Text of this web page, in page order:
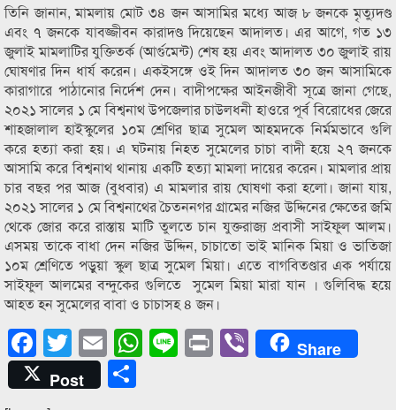
তিনি জানান, মামলায় মোট ৩৪ জন আসামির মধ্যে আজ ৮ জনকে মৃত্যুদণ্ড
এবং ৭ জনকে যাবজ্জীবন কারাদণ্ড দিয়েছেন আদালত। এর আগে, গত ১৩
জুলাই মামলাটির যুক্তিতর্ক (আর্গুমেন্ট) শেষ হয় এবং আদালত ৩০ জুলাই রায়
ঘোষণার দিন ধার্য করেন। একইসঙ্গে ওই দিন আদালত ৩০ জন আসামিকে
কারাগারে পাঠানোর নির্দেশ দেন। বাদীপক্ষের আইনজীবী সূত্রে জানা গেছে,
২০২১ সালের ১ মে বিশ্বনাথ উপজেলার চাউলধনী হাওরে পূর্ব বিরোধের জেরে
শাহজালাল হাইস্কুলের ১০ম শ্রেণির ছাত্র সুমেল আহমদকে নির্মমভাবে গুলি
করে হত্যা করা হয়। এ ঘটনায় নিহত সুমেলের চাচা বাদী হয়ে ২৭ জনকে
আসামি করে বিশ্বনাথ থানায় একটি হত্যা মামলা দায়ের করেন। মামলার প্রায়
চার বছর পর আজ (বুধবার) এ মামলার রায় ঘোষণা করা হলো। জানা যায়,
২০২১ সালের ১ মে বিশ্বনাথের চৈতননগর গ্রামের নজির উদ্দিনের ক্ষেতের জমি
থেকে জোর করে রাস্তায় মাটি তুলতে চান যুক্তরাজ্য প্রবাসী সাইফুল আলম।
এসময় তাকে বাধা দেন নজির উদ্দিন, চাচাতো ভাই মানিক মিয়া ও ভাতিজা
১০ম শ্রেণিতে পড়ুয়া স্কুল ছাত্র সুমেল মিয়া। এতে বাগবিতণ্ডার এক পর্যায়ে
সাইফুল আলমের বন্দুকের গুলিতে সুমেল মিয়া মারা যান । গুলিবিদ্ধ হয়ে
আহত হন সুমেলের বাবা ও চাচাসহ ৪ জন।
Facebook
Twitter
EmailWhatsApp
LinePrintViberShare
Post